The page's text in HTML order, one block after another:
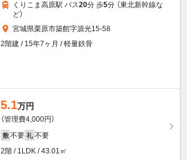
くりこま高原駅 バス20分 歩5分 （東北新幹線な
ど）
宮城県栗原市築館字源光15-58
2階建 / 15年7ヶ月 / 軽量鉄骨
5.1万円
（管理費4,000円）
敷 不要 礼 不要
2階 / 1LDK / 43.01㎡